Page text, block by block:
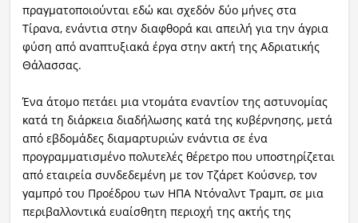
πραγματοποιούνται εδώ και σχεδόν δύο μήνες στα
Τίρανα, ενάντια στην διαφθορά και απειλή για την άγρια
φύση από αναπτυξιακά έργα στην ακτή της Αδριατικής
Θάλασσας.
Ένα άτομο πετάει μια ντομάτα εναντίον της αστυνομίας
κατά τη διάρκεια διαδήλωσης κατά της κυβέρνησης, μετά
από εβδομάδες διαμαρτυριών ενάντια σε ένα
προγραμματισμένο πολυτελές θέρετρο που υποστηρίζεται
από εταιρεία συνδεδεμένη με τον Τζάρετ Κούσνερ, τον
γαμπρό του Προέδρου των ΗΠΑ Ντόναλντ Τραμπ, σε μια
περιβαλλοντικά ευαίσθητη περιοχή της ακτής της